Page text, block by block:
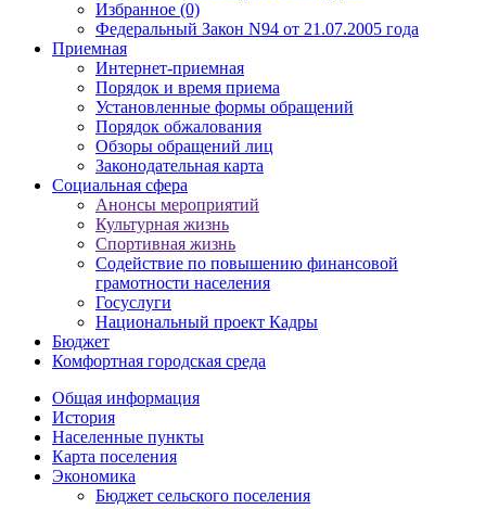
Избранное (0)
Федеральный Закон N94 от 21.07.2005 года
Приемная
Интернет-приемная
Порядок и время приема
Установленные формы обращений
Порядок обжалования
Обзоры обращений лиц
Законодательная карта
Социальная сфера
Анонсы мероприятий
Культурная жизнь
Спортивная жизнь
Содействие по повышению финансовой
грамотности населения
Госуслуги
Национальный проект Кадры
Бюджет
Комфортная городская среда
Общая информация
История
Населенные пункты
Карта поселения
Экономика
Бюджет сельского поселения